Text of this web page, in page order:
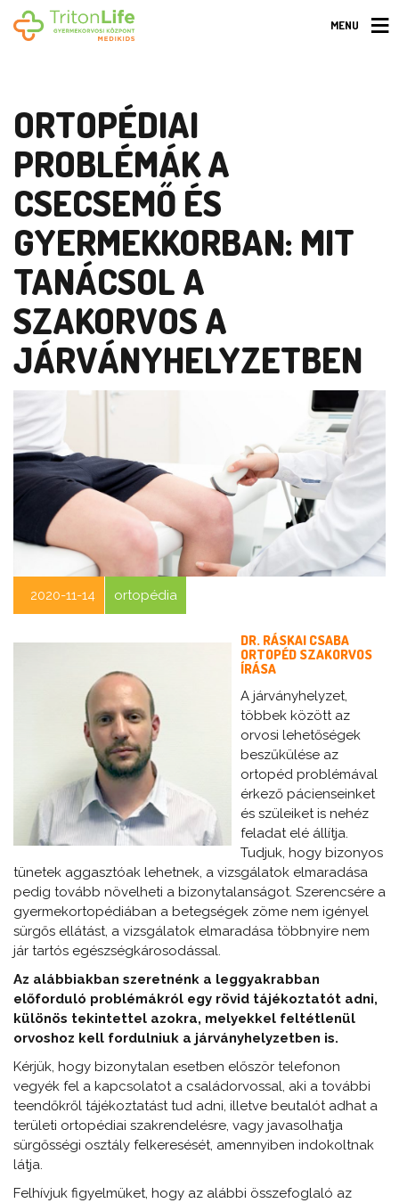
MENU
ORTOPÉDIAI
PROBLÉMÁK A
CSECSEMŐ ÉS
GYERMEKKORBAN: MIT
TANÁCSOL A
SZAKORVOS A
JÁRVÁNYHELYZETBEN
2020-11-14 ortopédia
DR. RÁSKAI CSABA
ORTOPÉD SZAKORVOS
ÍRÁSA
A járványhelyzet,
többek között az
orvosi lehetőségek
beszűkülése az
ortopéd problémával
érkező pácienseinket
és szüleiket is nehéz
feladat elé állítja.
Tudjuk, hogy bizonyos
tünetek aggasztóak lehetnek, a vizsgálatok elmaradása
pedig tovább növelheti a bizonytalanságot. Szerencsére a
gyermekortopédiában a betegségek zöme nem igényel
sürgős ellátást, a vizsgálatok elmaradása többnyire nem
jár tartós egészségkárosodással.
Az alábbiakban szeretnénk a leggyakrabban
előforduló problémákról egy rövid tájékoztatót adni,
különös tekintettel azokra, melyekkel feltétlenül
orvoshoz kell fordulniuk a járványhelyzetben is.
Kérjük, hogy bizonytalan esetben először telefonon
vegyék fel a kapcsolatot a családorvossal, aki a további
teendőkről tájékoztatást tud adni, illetve beutalót adhat a
területi ortopédiai szakrendelésre, vagy javasolhatja
sürgősségi osztály felkeresését, amennyiben indokoltnak
látja.
Felhívjuk figyelmüket, hogy az alábbi összefoglaló az